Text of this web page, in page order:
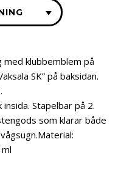
med klubbemblem på
SK” på baksidan.
Stapelbar på 2.
som klarar både